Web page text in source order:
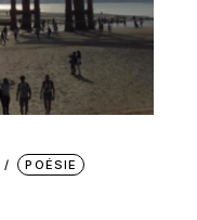
POÉSIE